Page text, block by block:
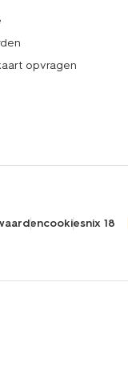
opvragen
cookiesnix 18